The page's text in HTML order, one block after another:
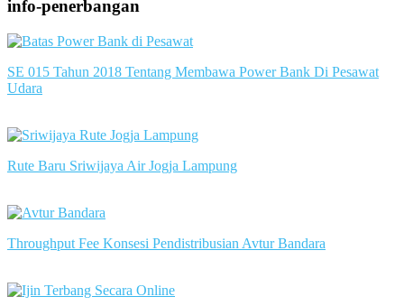
info-penerbangan
SE 015 Tahun 2018 Tentang Membawa Power Bank Di Pesawat
Udara
Rute Baru Sriwijaya Air Jogja Lampung
Throughput Fee Konsesi Pendistribusian Avtur Bandara